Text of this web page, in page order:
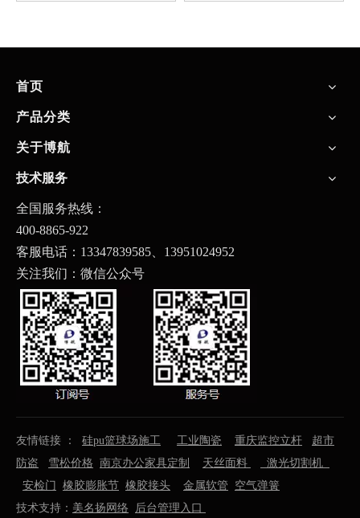
首页
产品分类
关于博航
技术服务
全国服务热线：
400-8865-922
客服电话：13347839585、 13951024952
关注我们：微信公众号
友情链接 ： 硅pu篮球场施工 工业陶瓷 重庆监控立杆
超市
防盗
雪松价格 南京办公家具定制 天丝面料
激光切割机
安检门 橡胶膨胀节 橡胶接头 金属软管
空气弹簧
技术支持： 美名扬网络 后台管理入口